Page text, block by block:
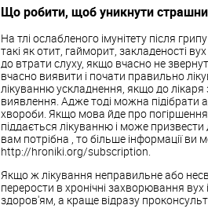
Що робити, щоб уникнути
На тлі ослабленого імунітету після
такі як отит, гайморит, закладеності
до втрати слуху, якщо вчасно не
вчасно виявити і почати правильно
лікуванню ускладнення, якщо до лікаря
виявлення. Адже тоді можна підібрати
хвороби. Якщо мова йде про
піддається лікуванню і може
вам потрібна , то більше інформації ви
http://hroniki.org/subscription.
Якщо ж лікування неправильне або
перерости в хронічні захворювання
здоров'ям, а краще відразу